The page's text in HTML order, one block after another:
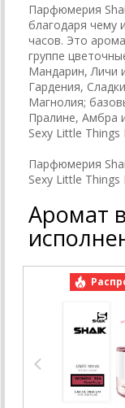
Парфюмерия
благодаря чему
часов. Это
группе
Мандарин, Личи
Гардения,
Магнолия;
Пралине, Амбра
Sexy Little
Парфюмерия
Sexy Little
Аромат